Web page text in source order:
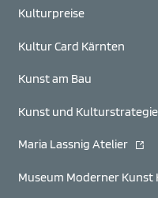
Kulturpreise
Kultur Card Kärnten
Kunst am Bau
Kunst und
Maria Lassnig Atelier
Museum Moderner Kunst